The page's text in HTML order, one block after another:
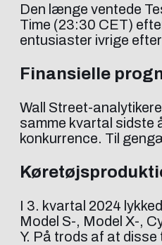
Den længe ventede
Time (23:30 CET)
entusiaster ivrige
Finansielle
Wall Street-
samme kvartal sidste
konkurrence. Til
I 3. kvartal 2024
Model S-, Model X-,
Y. På trods af at